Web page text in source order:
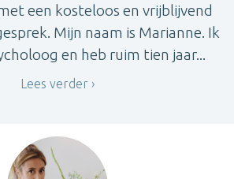
een kosteloos en vrijblijvend
Mijn naam is Marianne. Ik
en heb ruim tien jaar...
Lees verder